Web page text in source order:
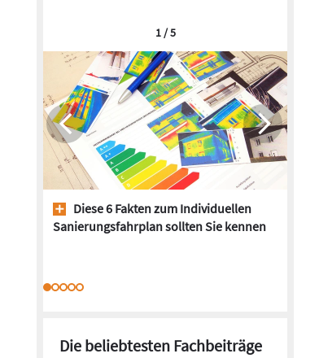
Diese 6 Fakten zum Individuellen
Sanierungsfahrplan sollten Sie kennen
1 / 5
Die beliebtesten Fachbeiträge